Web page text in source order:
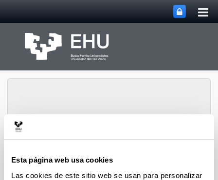
Esta página web usa cookies
Las cookies de este sitio web se usan para personalizar
Población y Patrimonio